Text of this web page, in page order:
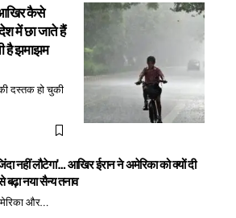
कैसे
में छा जाते हैं
है झमाझम
दस्तक हो चुकी
नहीं लौटेगा’… आखिर ईरान ने अमेरिका को क्यों दी
नया सैन्य तनाव
और…